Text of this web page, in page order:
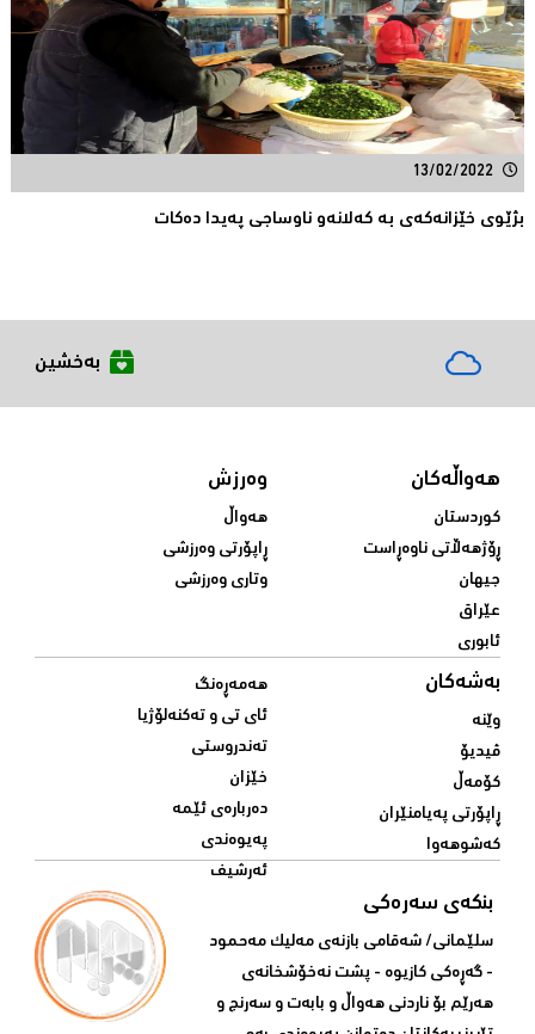
13/02/2022
بژێوی خێزانەکەی بە کەلانەو ناوساجی پەیدا دەکات
بەخشین
هەواڵەکان
کوردستان
ڕۆژهەڵاتی ناوەڕاست
جیهان
عێراق
ئابوری
وەرزش
هەواڵ
ڕاپۆرتی وەرزشی
وتاری وەرزشی
بەشەکان
وێنە
ڤیدیۆ
کۆمەڵ
ڕاپۆرتی پەیامنێران
کەشوهەوا
هەمەڕەنگ
ئای تی و تەکنەلۆژیا
تەندروستی
خێزان
دەربارەی ئێمە
پەیوەندی
ئەرشیف
بنکەی سەرەکی
سلێمانی/ شه‌قامی بازنه‌ی مه‌لیک مه‌حمود
- گه‌ڕه‌کی کازیوه‌ - پشت نه‌خۆشخانه‌ی‌
هه‌رێم بۆ ناردنی‌ هه‌واڵ و بابه‌ت و سه‌رنج و